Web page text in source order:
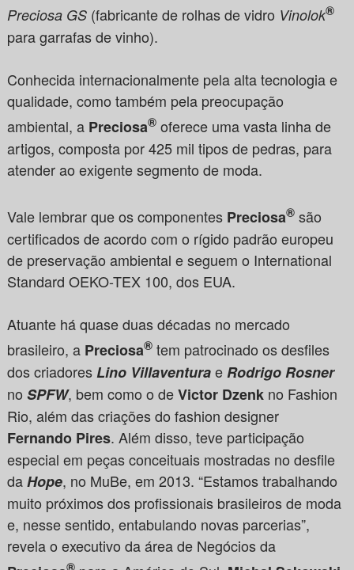
Preciosa GS(fabricante de rolhas de vidro Vinolok®
para garrafas de vinho).
Conhecida internacionalmente pela alta tecnologia e
qualidade, como também pela preocupação
ambiental, a Preciosa®oferece uma vasta linha de
artigos, composta por 425 mil tipos de pedras, para
atender ao exigente segmento de moda.
Vale lembrar que os componentes Preciosa®são
certificados de acordo com o rígido padrão europeu
de preservação ambiental e seguem o International
Standard OEKO-TEX 100, dos EUA.
Atuante há quase duas décadas no mercado
brasileiro, a Preciosa®tem patrocinado os desfiles
dos criadoresLino VillaventuraeRodrigo Rosner
no SPFW, bem como o deVictor Dzenkno Fashion
Rio, além das criações do fashion designer
Fernando Pires. Além disso, teve participação
especial em peças conceituais mostradas no desfile
daHope, no MuBe, em 2013. “Estamos trabalhando
muito próximos dos profissionais brasileiros de moda
e, nesse sentido, entabulando novas parcerias”,
revela o executivo da área de Negócios da